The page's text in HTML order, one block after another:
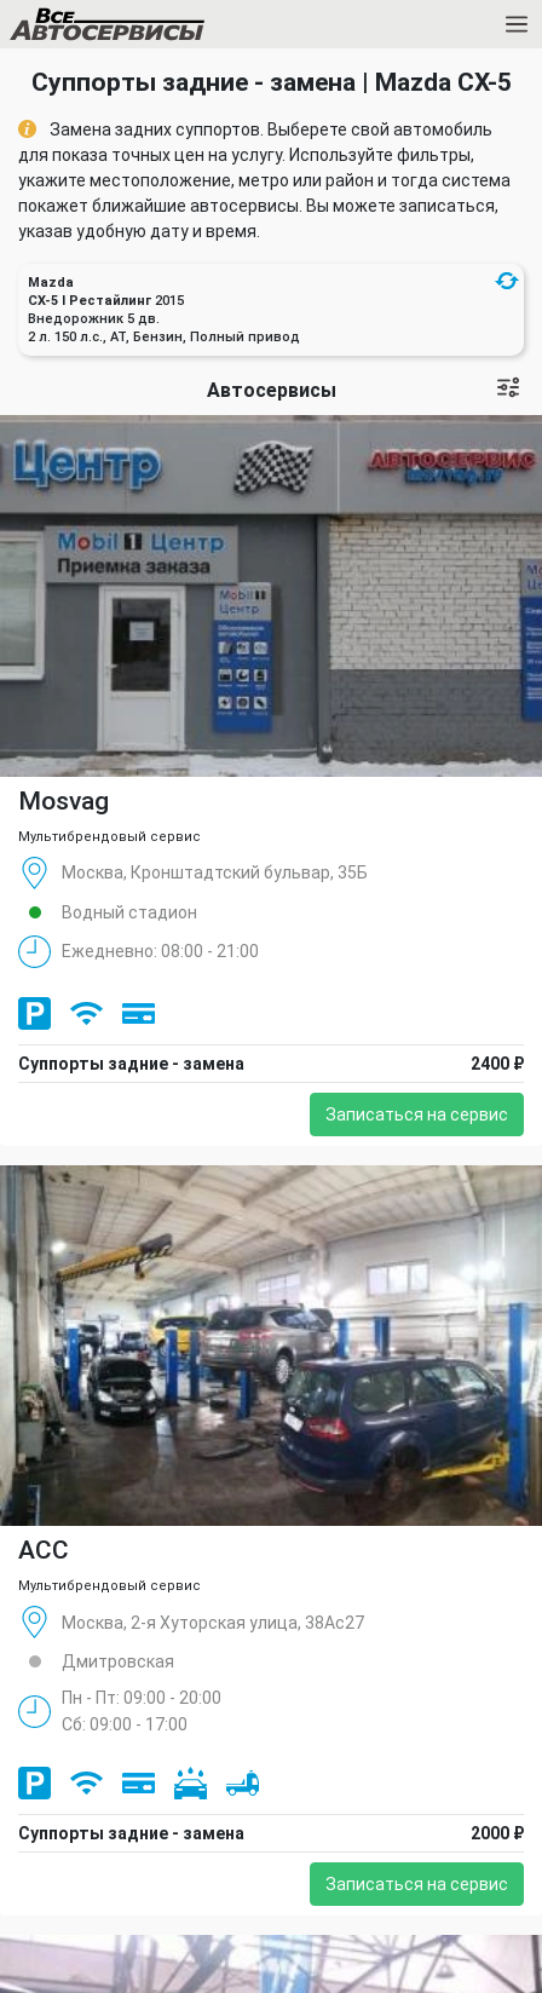
Суппорты задние - замена | Mazda CX-5
Замена задних суппортов. Выберете свой автомобиль
для показа точных цен на услугу. Используйте фильтры,
укажите местоположение, метро или район и тогда система
покажет ближайшие автосервисы. Вы можете записаться,
указав удобную дату и время.
Mazda
CX-5 I Рестайлинг 2015
Внедорожник 5 дв.
2 л. 150 л.с., AT, Бензин, Полный привод
Автосервисы
Mosvag
Мультибрендовый сервис
Москва, Кронштадтский бульвар, 35Б
Водный стадион
Ежедневно: 08:00 - 21:00
Суппорты задние - замена 2400 ₽
Записаться на сервис
ACC
Мультибрендовый сервис
Москва, 2-я Хуторская улица, 38Ас27
Дмитровская
Пн - Пт: 09:00 - 20:00
Сб: 09:00 - 17:00
Суппорты задние - замена 2000 ₽
Записаться на сервис